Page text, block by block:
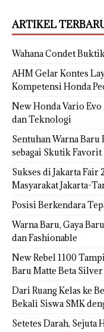
ARTIKEL
Wahana Condet
AHM Gelar Kontes
Kompetensi Honda
New Honda Vario
dan Teknologi
Sentuhan Warna
sebagai Skutik Favorit
Sukses di Jakarta
Masyarakat Jakarta-
Posisi Berkendara
Warna Baru, Gaya
dan Fashionable
New Rebel 1100
Baru Matte Beta
Dari Ruang Kelas ke
Bekali Siswa SMK
Setetes Darah, Sejuta